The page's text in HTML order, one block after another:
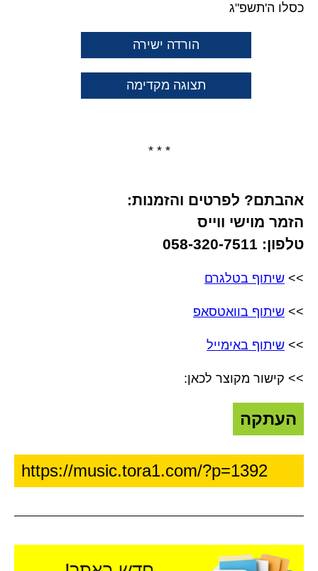
כסלו ה'תשפ"ג
הורדה ישירה
תצוגה מקדימה
* * *
אהבתם? לפרטים והזמנות:
הזמר מוישי ווייס
טלפון: 058-320-7511
>> שיתוף בטלגרם
>> שיתוף בוואטסאפ
>> שיתוף באימייל
>> קישור מקוצר לכאן:
העתקה